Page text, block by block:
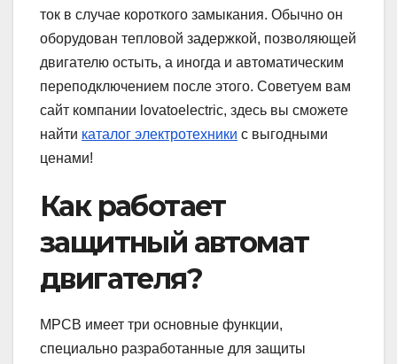
ток в случае короткого замыкания. Обычно он
оборудован тепловой задержкой, позволяющей
двигателю остыть, а иногда и автоматическим
переподключением после этого. Советуем вам
сайт компании lovatoelectric, здесь вы сможете
найти каталог электротехники с выгодными
ценами!
Как работает
защитный автомат
двигателя?
MPCB ​​имеет три основные функции,
специально разработанные для защиты